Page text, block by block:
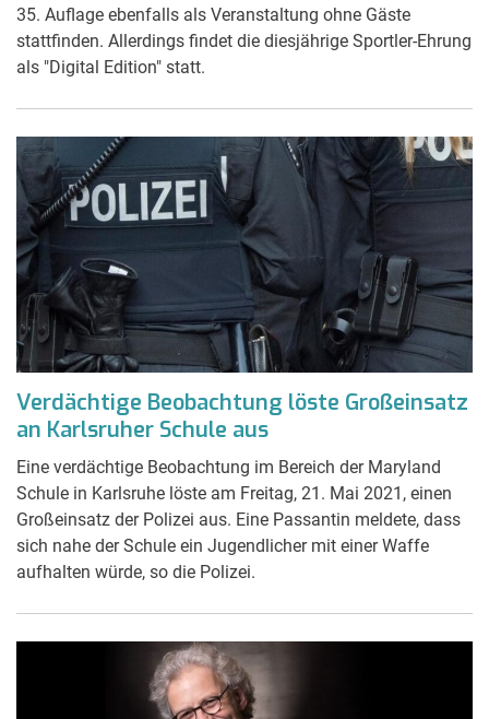
35. Auflage ebenfalls als Veranstaltung ohne Gäste
stattfinden. Allerdings findet die diesjährige Sportler-Ehrung
als "Digital Edition" statt.
Verdächtige Beobachtung löste Großeinsatz
an Karlsruher Schule aus
Eine verdächtige Beobachtung im Bereich der Maryland
Schule in Karlsruhe löste am Freitag, 21. Mai 2021, einen
Großeinsatz der Polizei aus. Eine Passantin meldete, dass
sich nahe der Schule ein Jugendlicher mit einer Waffe
aufhalten würde, so die Polizei.